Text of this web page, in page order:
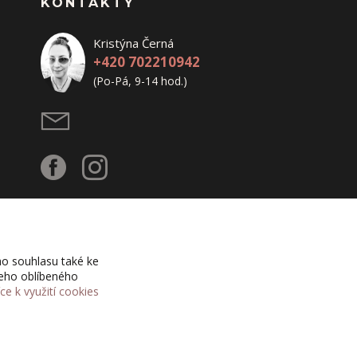
Kristýna Černá
+420 702210942
(Po-Pá, 9-14 hod.)
souhlasu také ke
oblíbeného
k využití cookies